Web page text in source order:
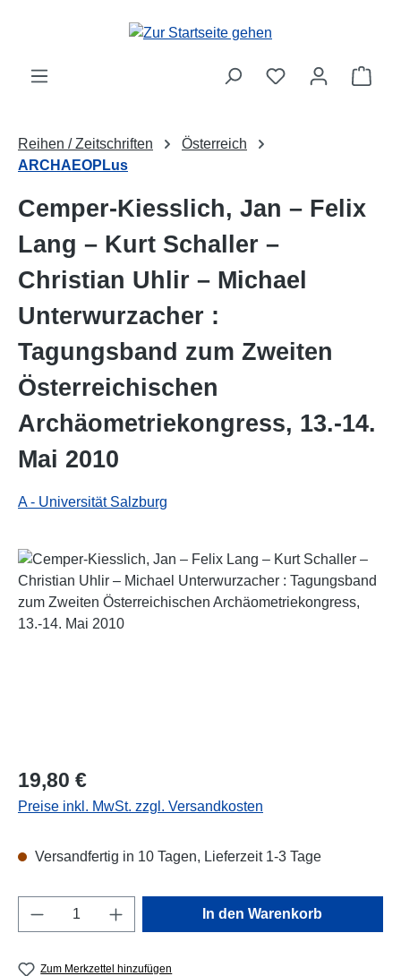
Zum Hauptinhalt springen
Reihen / Zeitschriften
Österreich
ARCHAEOPLus
Cemper-Kiesslich, Jan – Felix
Lang – Kurt Schaller –
Christian Uhlir – Michael
Unterwurzacher :
Tagungsband zum Zweiten
Österreichischen
Archäometriekongress, 13.-14.
Mai 2010
A - Universität Salzburg
Bildergalerie überspringen
Regulärer Preis:
19,80 €
Preise inkl. MwSt. zzgl. Versandkosten
Versandfertig in 10 Tagen, Lieferzeit 1-3 Tage
Produkt Anzahl: Gib den gewünschten
In den Warenkorb
Zum Merkzettel hinzufügen